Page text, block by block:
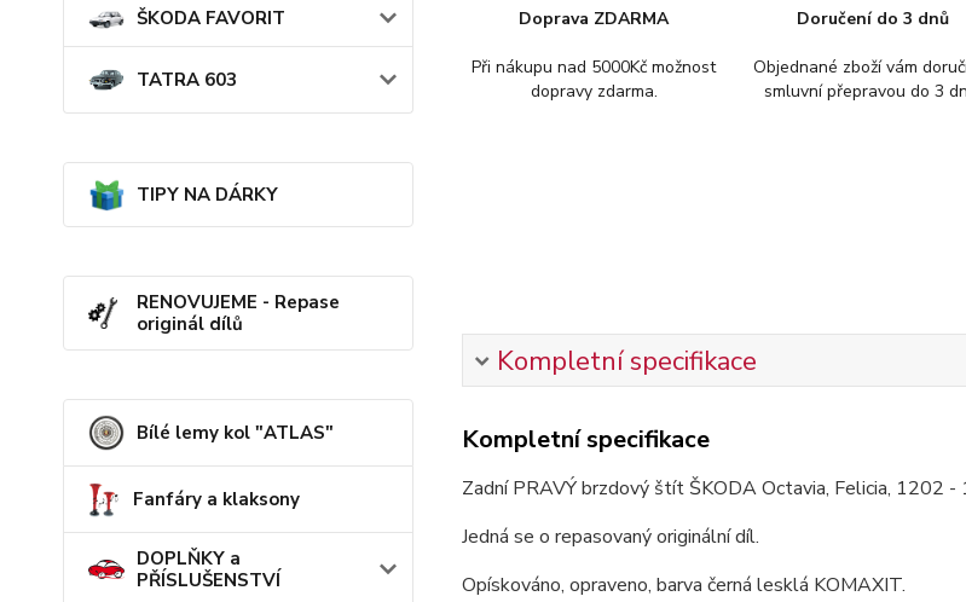
ŠKODA FAVORIT
TATRA 603
TIPY NA DÁRKY
RENOVUJEME - Repase
originál dílů
Bílé lemy kol "ATLAS"
Fanfáry a klaksony
DOPLŇKY a
PŘÍSLUŠENSTVÍ
Doprava ZDARMA
Při nákupu nad 5000Kč možnost
dopravy zdarma.
Doručení do 3 dnů
Objednané zboží vám
smluvní přepravou do 3
Kompletní specifikace
Kompletní specifikace
Zadní PRAVÝ brzdový štít ŠKODA Octavia, Felicia, 1202
Jedná se o repasovaný originální díl.
Opískováno, opraveno, barva černá lesklá KOMAXIT.